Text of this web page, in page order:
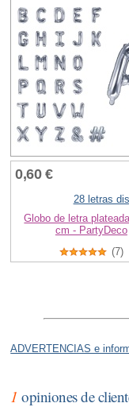
0,60 €
28 letras
Globo de letra
cm - PartyDeco
(7)
ADVERTENCIAS e
1 opiniones de